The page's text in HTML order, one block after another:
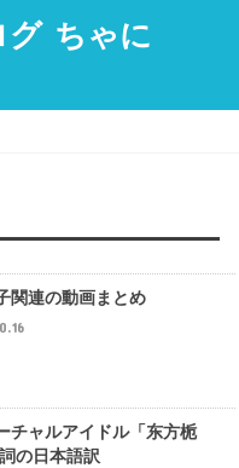
グ ちゃに
関連の動画まとめ
チャルアイドル「东方栀
の日本語訳